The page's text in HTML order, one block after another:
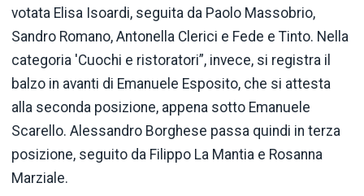
votata Elisa Isoardi, seguita da Paolo Massobrio,
Sandro Romano, Antonella Clerici e Fede e Tinto. Nella
categoria 'Cuochi e ristoratori”, invece, si registra il
balzo in avanti di Emanuele Esposito, che si attesta
alla seconda posizione, appena sotto Emanuele
Scarello. Alessandro Borghese passa quindi in terza
posizione, seguito da Filippo La Mantia e Rosanna
Marziale.